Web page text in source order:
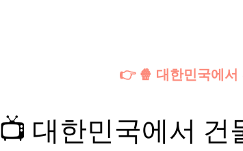
👉 🍿 대한민국에서
📺 대한민국에서